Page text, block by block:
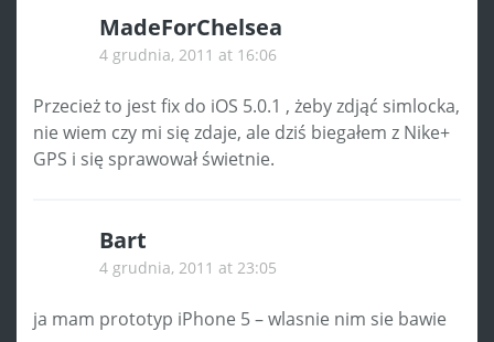
MadeForChelsea
4 grudnia, 2011 at 16:06
Przecież to jest fix do iOS 5.0.1 , żeby zdjąć simlocka,
nie wiem czy mi się zdaje, ale dziś biegałem z Nike+
GPS i się sprawował świetnie.
Bart
4 grudnia, 2011 at 23:05
ja mam prototyp iPhone 5 – wlasnie nim sie bawie